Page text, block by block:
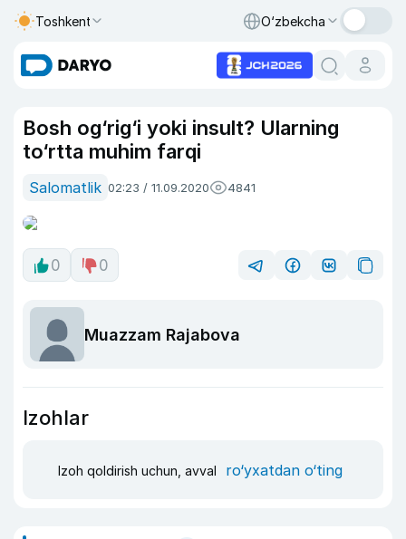
Toshkent O‘zbekcha
Bosh og‘rig‘i yoki insult? Ularning
to‘rtta muhim farqi
Salomatlik 02:23 / 11.09.2020 4841
0 0
Muazzam Rajabova
Izohlar
Izoh qoldirish uchun, avval ro‘yxatdan o‘ting